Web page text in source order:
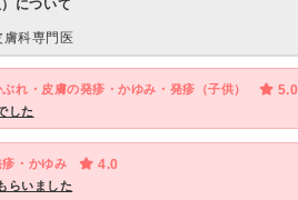
について
膚科専門医
れ・皮膚の発疹・かゆみ・発疹（子供） 5.0
した
・かゆみ 4.0
らいました